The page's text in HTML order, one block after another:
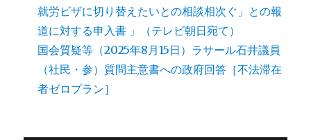
就労ビザに切り替えたいとの相談相次ぐ」との報
道に対する申入書 」（テレビ朝日宛て）
国会質疑等（2025年8月15日）ラサール石井議員
（社民・参）質問主意書への政府回答［不法滞在
者ゼロプラン］